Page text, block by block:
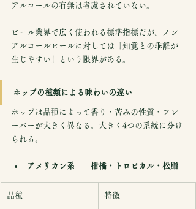
アルコールの有無は考慮されていない。
ビール業界で広く使われる標準指標だが、ノン
アルコールビールに対しては「知覚との乖離が
生じやすい」という限界がある。
ホップの種類による味わいの違い
ホップは品種によって香り・苦みの性質・フレ
ーバーが大きく異なる。大きく4つの系統に分け
られる。
アメリカン系——柑橘・トロピカル・松脂
品種 特徴